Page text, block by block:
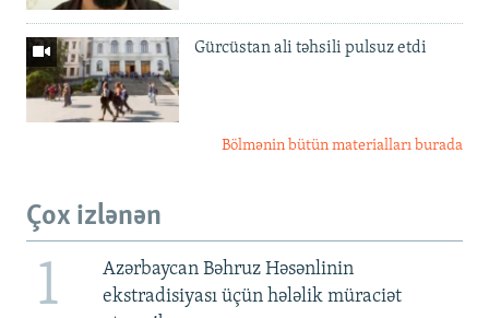
Gürcüstan ali təhsili pulsuz etdi
Bölmənin bütün materialları burada
Çox izlənən
1
Azərbaycan Bəhruz Həsənlinin
ekstradisiyası üçün hələlik müraciət